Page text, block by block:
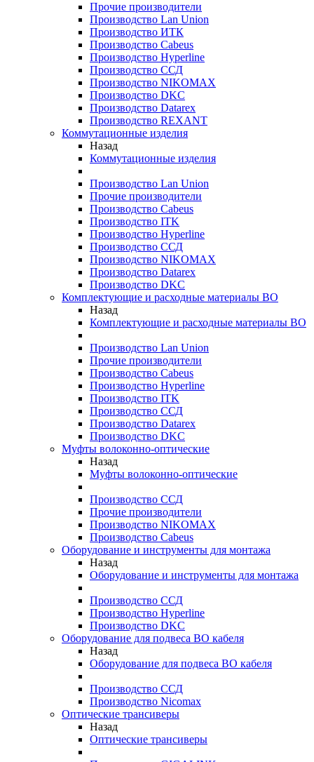
Прочие производители
Производство Lan Union
Производство ИТК
Производство Cabeus
Производство Hyperline
Производство ССД
Производство NIKOMAX
Производство DKC
Производство Datarex
Производство REXANT
Коммутационные изделия
Назад
Коммутационные изделия
Производство Lan Union
Прочие производители
Производство Cabeus
Производство ITK
Производство Hyperline
Производство ССД
Производство NIKOMAX
Производство Datarex
Производство DKC
Комплектующие и расходные материалы ВО
Назад
Комплектующие и расходные материалы ВО
Производство Lan Union
Прочие производители
Производство Cabeus
Производство Hyperline
Производство ITK
Производство ССД
Производство Datarex
Производство DKC
Муфты волоконно-оптические
Назад
Муфты волоконно-оптические
Производство ССД
Прочие производители
Производство NIKOMAX
Производство Cabeus
Оборудование и инструменты для монтажа
Назад
Оборудование и инструменты для монтажа
Производство ССД
Производство Hyperline
Производство DKC
Оборудование для подвеса ВО кабеля
Назад
Оборудование для подвеса ВО кабеля
Производство ССД
Производство Nicomax
Оптические трансиверы
Назад
Оптические трансиверы